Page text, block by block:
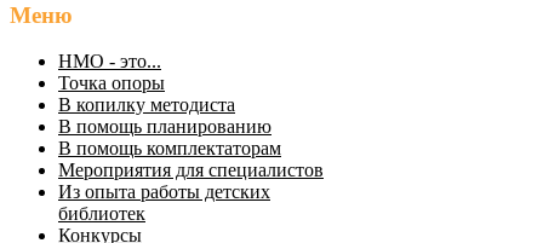
Меню
НМО - это...
Точка опоры
В копилку методиста
В помощь планированию
В помощь комплектаторам
Мероприятия для специалистов
Из опыта работы детских
библиотек
Конкурсы